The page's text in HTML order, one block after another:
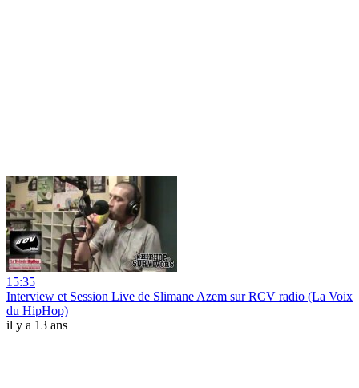
15:35
Interview et Session Live de Slimane Azem sur RCV radio (La Voix
du HipHop)
il y a 13 ans